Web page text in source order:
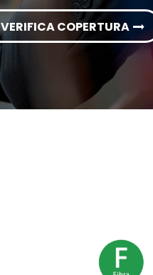
VERIFICA COPERTURA